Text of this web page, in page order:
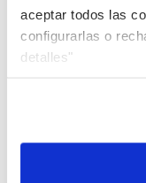
aceptar todos las
configurarlas o
detalles"
¿Debería
o mixta?
sorpresas. Si
cuota será